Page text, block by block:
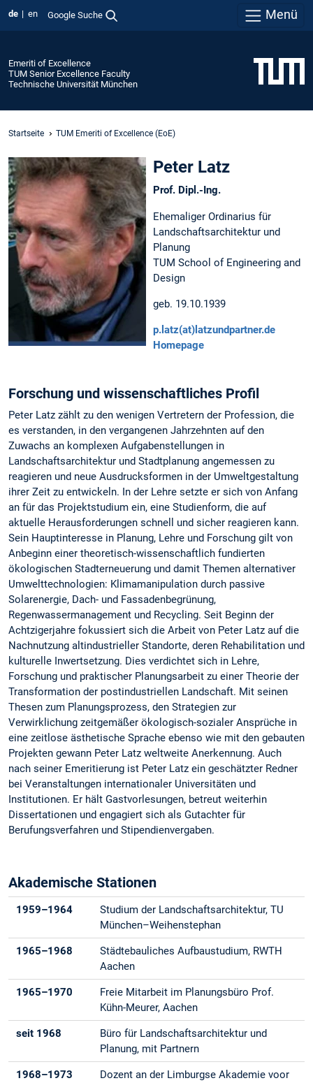
de en Google Suche Menü
Emeriti of Excellence
TUM Senior Excellence Faculty
Technische Universität München
Startseite TUM Emeriti of Excellence (EoE)
Peter Latz
Prof. Dipl.-Ing.
Ehemaliger Ordinarius für
Landschaftsarchitektur und
Planung
TUM School of Engineering and
Design
geb. 19.10.1939
p.latz(at)latzundpartner.de
Homepage
Forschung und wissenschaftliches Profil
Peter Latz zählt zu den wenigen Vertretern der Profession, die
es verstanden, in den vergangenen Jahrzehnten auf den
Zuwachs an komplexen Aufgabenstellungen in
Landschaftsarchitektur und Stadtplanung angemessen zu
reagieren und neue Ausdrucksformen in der Umweltgestaltung
ihrer Zeit zu entwickeln. In der Lehre setzte er sich von Anfang
an für das Projektstudium ein, eine Studienform, die auf
aktuelle Herausforderungen schnell und sicher reagieren kann.
Sein Hauptinteresse in Planung, Lehre und Forschung gilt von
Anbeginn einer theoretisch-wissenschaftlich fundierten
ökologischen Stadterneuerung und damit Themen alternativer
Umwelttechnologien: Klimamanipulation durch passive
Solarenergie, Dach- und Fassadenbegrünung,
Regenwassermanagement und Recycling. Seit Beginn der
Achtzigerjahre fokussiert sich die Arbeit von Peter Latz auf die
Nachnutzung altindustrieller Standorte, deren Rehabilitation und
kulturelle Inwertsetzung. Dies verdichtet sich in Lehre,
Forschung und praktischer Planungsarbeit zu einer Theorie der
Transformation der postindustriellen Landschaft. Mit seinen
Thesen zum Planungsprozess, den Strategien zur
Verwirklichung zeitgemäßer ökologisch-sozialer Ansprüche in
eine zeitlose ästhetische Sprache ebenso wie mit den gebauten
Projekten gewann Peter Latz weltweite Anerkennung. Auch
nach seiner Emeritierung ist Peter Latz ein geschätzter Redner
bei Veranstaltungen internationaler Universitäten und
Institutionen. Er hält Gastvorlesungen, betreut weiterhin
Dissertationen und engagiert sich als Gutachter für
Berufungsverfahren und Stipendienvergaben.
Akademische Stationen
1959–1964
Studium der Landschaftsarchitektur, TU
München–Weihenstephan
1965–1968
Städtebauliches Aufbaustudium, RWTH
Aachen
1965–1970
Freie Mitarbeit im Planungsbüro Prof.
Kühn-Meurer, Aachen
seit 1968
Büro für Landschaftsarchitektur und
Planung, mit Partnern
1968–1973
Dozent an der Limburgse Akademie voor